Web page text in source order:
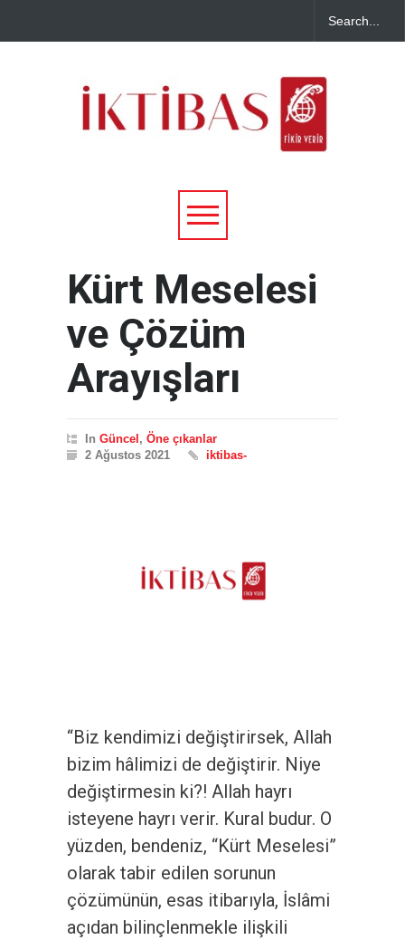
Kürt Meselesi
ve Çözüm
Arayışları
In Güncel, Öne çıkanlar
2 Ağustos 2021
iktibas-
“Biz kendimizi değiştirirsek, Allah
bizim hâlimizi de değiştirir. Niye
değiştirmesin ki?! Allah hayrı
isteyene hayrı verir. Kural budur. O
yüzden, bendeniz, “Kürt Meselesi”
olarak tabir edilen sorunun
çözümünün, esas itibarıyla, İslâmi
açıdan bilinçlenmekle ilişkili